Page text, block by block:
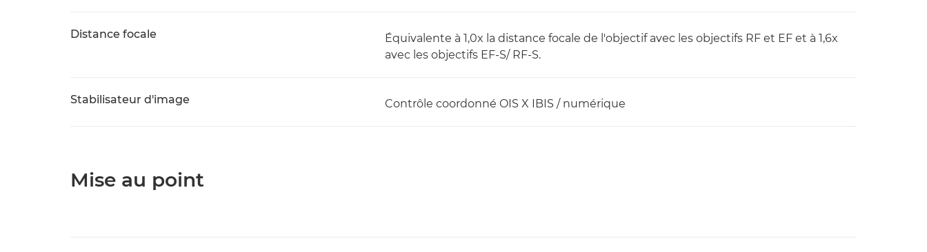
Distance focale
Équivalente à 1,0x la distance focale de l'objectif avec les objectifs RF et EF et à 1,6x
avec les objectifs EF-S/ RF-S.
Stabilisateur d'image Contrôle coordonné OIS X IBIS / numérique
Mise au point